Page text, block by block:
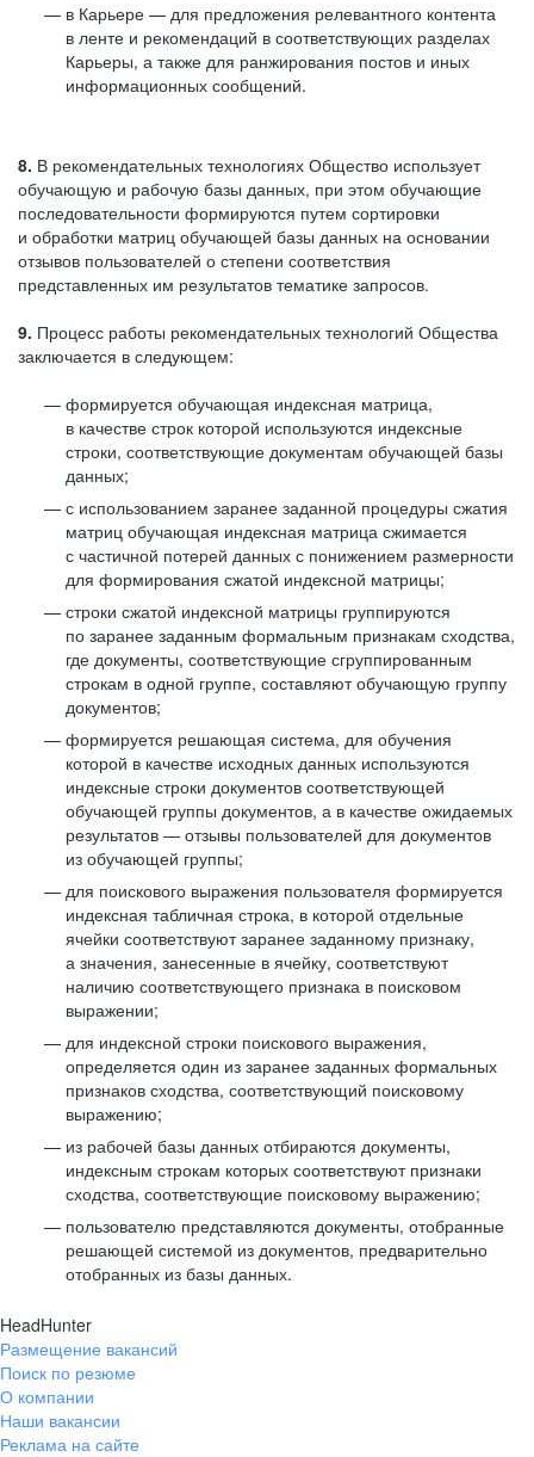
в Карьере — для предложения релевантного контента
в ленте и рекомендаций в соответствующих разделах
Карьеры, а также для ранжирования постов и иных
информационных сообщений.
8. В рекомендательных технологиях Общество использует
обучающую и рабочую базы данных, при этом обучающие
последовательности формируются путем сортировки
и обработки матриц обучающей базы данных на основании
отзывов пользователей о степени соответствия
представленных им результатов тематике запросов.
9. Процесс работы рекомендательных технологий Общества
заключается в следующем:
формируется обучающая индексная матрица,
в качестве строк которой используются индексные
строки, соответствующие документам обучающей базы
данных;
с использованием заранее заданной процедуры сжатия
матриц обучающая индексная матрица сжимается
с частичной потерей данных с понижением размерности
для формирования сжатой индексной матрицы;
строки сжатой индексной матрицы группируются
по заранее заданным формальным признакам сходства,
где документы, соответствующие сгруппированным
строкам в одной группе, составляют обучающую группу
документов;
формируется решающая система, для обучения
которой в качестве исходных данных используются
индексные строки документов соответствующей
обучающей группы документов, а в качестве ожидаемых
результатов — отзывы пользователей для документов
из обучающей группы;
для поискового выражения пользователя формируется
индексная табличная строка, в которой отдельные
ячейки соответствуют заранее заданному признаку,
а значения, занесенные в ячейку, соответствуют
наличию соответствующего признака в поисковом
выражении;
для индексной строки поискового выражения,
определяется один из заранее заданных формальных
признаков сходства, соответствующий поисковому
выражению;
из рабочей базы данных отбираются документы,
индексным строкам которых соответствуют признаки
сходства, соответствующие поисковому выражению;
пользователю представляются документы, отобранные
решающей системой из документов, предварительно
отобранных из базы данных.
HeadHunter
Размещение вакансий
Поиск по резюме
О компании
Наши вакансии
Реклама на сайте